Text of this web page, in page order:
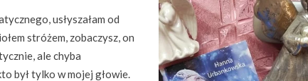
usłyszałam od
stróżem, zobaczysz, on
ale chyba
był tylko w mojej głowie.